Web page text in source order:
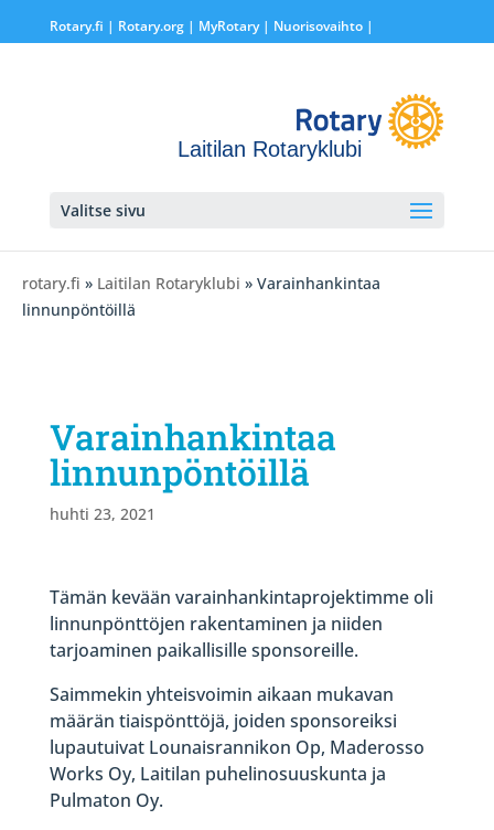
Rotary.fi | Rotary.org| MyRotary | Nuorisovaihto|
Laitilan Rotaryklubi
Valitse sivu
rotary.fi » Laitilan Rotaryklubi » Varainhankintaa
linnunpöntöillä
Varainhankintaa
linnunpöntöillä
huhti 23, 2021
Tämän kevään varainhankintaprojektimme oli
linnunpönttöjen rakentaminen ja niiden
tarjoaminen paikallisille sponsoreille.
Saimmekin yhteisvoimin aikaan mukavan
määrän tiaispönttöjä, joiden sponsoreiksi
lupautuivat Lounaisrannikon Op, Maderosso
Works Oy, Laitilan puhelinosuuskunta ja
Pulmaton Oy.